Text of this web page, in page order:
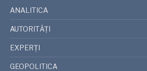
ANALITICA
AUTORITĂȚI
EXPERȚI
GEOPOLITICA